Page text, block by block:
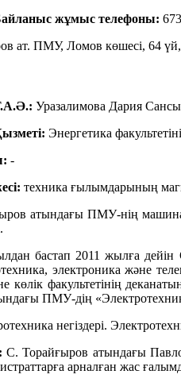
жұмыс телефоны:
ат. ПМУ, Ломов көшесі, 64 үй,
Уразалимова Дария
Энергетика
-
техника ғылымдарының
атындағы ПМУ-нің
бастап 2011 жылға дейін
электроника және
факультетінің
ПМУ-дің
негіздері.
С. Торайғыров атындағы
арналған жас